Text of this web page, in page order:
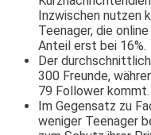
Inzwischen nutzen
Teenager, die
Anteil erst bei 16%.
Der
300 Freunde,
79 Follower kommt.
Im Gegensatz zu
weniger Teenager